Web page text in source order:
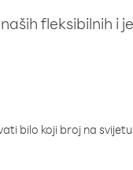
fleksibilnih i
bilo koji broj na